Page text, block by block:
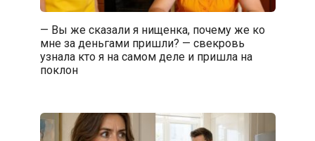
— Вы же сказали я нищенка, почему же ко
мне за деньгами пришли? — свекровь
узнала кто я на самом деле и пришла на
поклон